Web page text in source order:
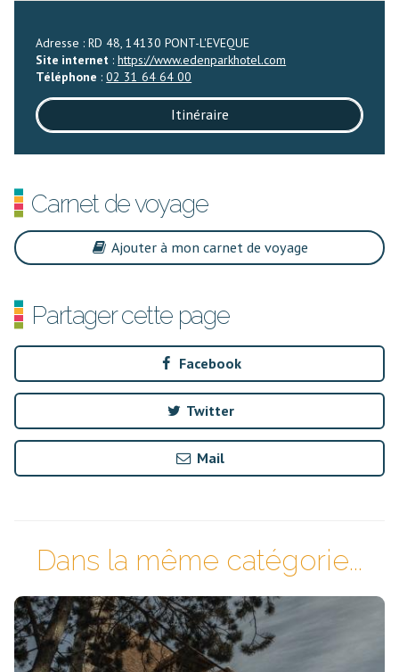
Adresse : RD 48, 14130 PONT-L'EVEQUE
Site internet :https://www.edenparkhotel.com
Téléphone :02 31 64 64 00
Itinéraire
Carnet de voyage
Ajouter à mon carnet de voyage
Partager cette page
Facebook
Twitter
Mail
Dans la même catégorie...